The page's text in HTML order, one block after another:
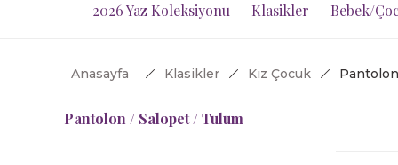
2026 Yaz Koleksiyonu Klasikler Bebek/
Anasayfa Klasikler Kız Çocuk
Pantolon / Salopet / Tulum